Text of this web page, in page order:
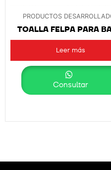
PRODUCTOS
TOALLA FELPA PARA
Leer más
Consultar